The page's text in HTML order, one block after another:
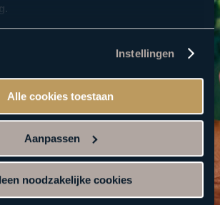
.
Instellingen
Alle cookies toestaan
Aanpassen
noodzakelijke cookies
vragen